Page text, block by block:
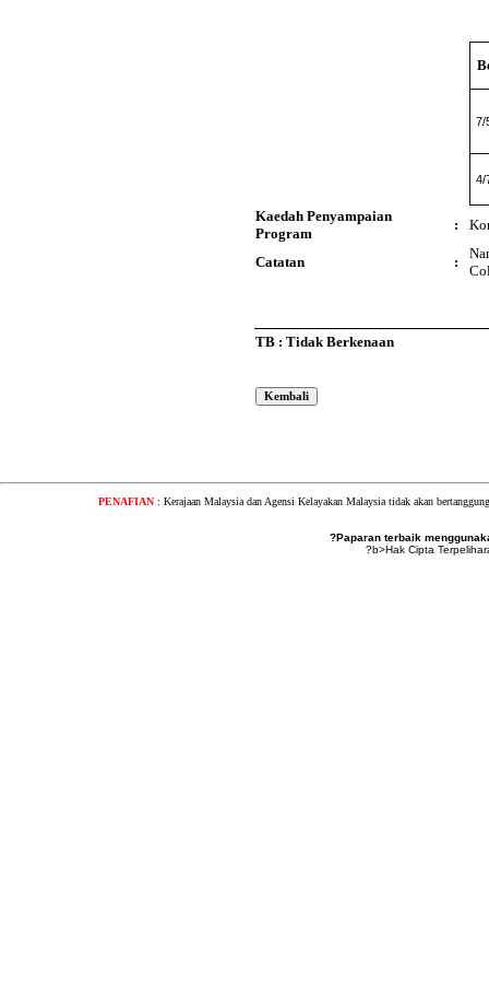
7/
4/
Kaedah Penyampaian
Program
:
Catatan :
TB : Tidak Berkenaan
PENAFIAN : Kerajaan Malaysia dan Agensi Kelayakan Malaysia tidak akan
?Paparan terbaik
?b>Hak Cipta